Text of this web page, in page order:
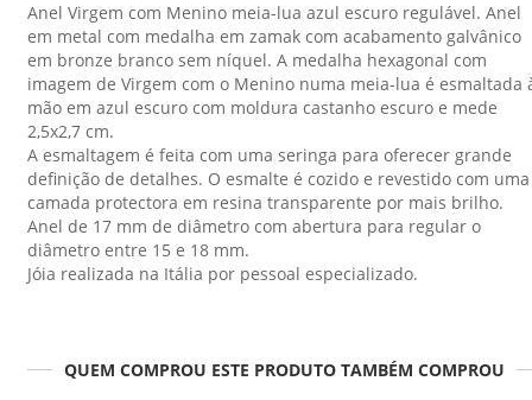
Anel Virgem com Menino meia-lua azul escuro regulável. Anel
em metal com medalha em zamak com acabamento galvânico
em bronze branco sem níquel. A medalha hexagonal com
imagem de Virgem com o Menino numa meia-lua é esmaltada
mão em azul escuro com moldura castanho escuro e mede
2,5x2,7 cm.
A esmaltagem é feita com uma seringa para oferecer grande
definição de detalhes. O esmalte é cozido e revestido com uma
camada protectora em resina transparente por mais brilho.
Anel de 17 mm de diâmetro com abertura para regular o
diâmetro entre 15 e 18 mm.
Jóia realizada na Itália por pessoal especializado.
QUEM COMPROU ESTE PRODUTO TAMBÉM COMPROU